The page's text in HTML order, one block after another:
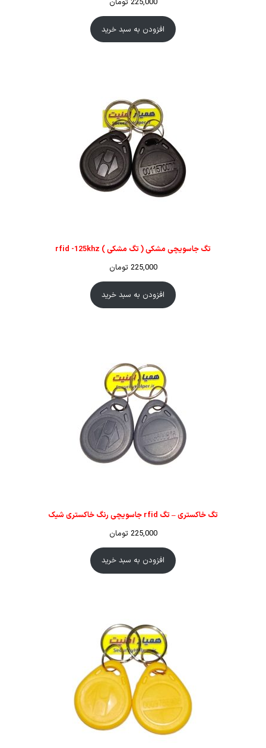
افزودن به سبد خرید
تگ جاسویچی مشکی ( تگ مشکی ) rfid -125khz
225,000 تومان
افزودن به سبد خرید
تگ خاکستری – تگ rfid جاسویچی رنگ خاکستری شیک
225,000 تومان
افزودن به سبد خرید